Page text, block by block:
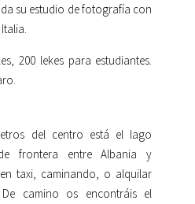
su estudio de fotografía con
200 lekes para estudiantes.
del centro está el lago
frontera entre Albania y
taxi, caminando, o alquilar
camino os encontráis el